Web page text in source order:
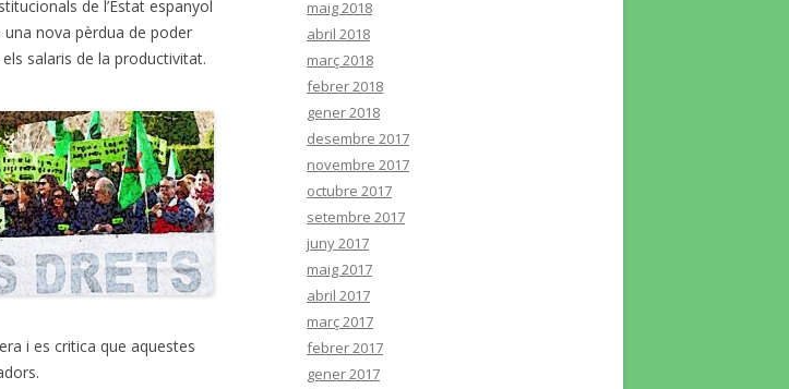
de l’Estat espanyol
una nova pèrdua de poder
salaris de la productivitat.
i es critica que aquestes
maig 2018
abril 2018
març 2018
febrer 2018
gener 2018
desembre 2017
novembre 2017
octubre 2017
setembre 2017
juny 2017
maig 2017
abril 2017
març 2017
febrer 2017
gener 2017